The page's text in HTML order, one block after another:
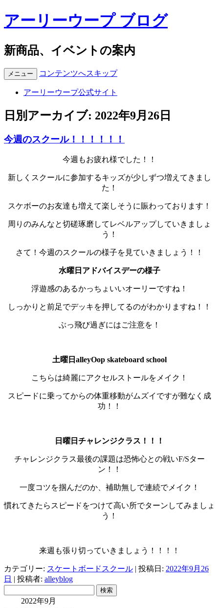
アーリーウープ ブログ
新商品、イベントの案内
メニュー コンテンツへスキップ
アーリーウープ公式サイト
日別アーカイブ: 2022年9月26日
今週のスクール！！！！！！
今週もお疲れ様でした！！
新しくスクールに参加するキッズが少しずつ増えてきまし
た！
スケボーのお友達も増えて楽しそうに賑わっております！
周りのみんなと切磋琢磨してレベルアップしていきましょ
う！
さて！今週のスクールの様子を見ていきましょう！！
水曜日アドバイスデーの様子
浮遊感のあるかっちょいいオーリーですね！
しっかりと前足でデッキを押してるのがわかりますね！！
ぶっ飛び過ぎにはご注意を！
土曜日alleyOop skateboard school
こちらは綺麗にアクセルストールをメイク！
スピードに乗ってからの体重移動がムズイですが難なく成
功！！
日曜日チャレンジクラス！！！
チャレンジクラス最後の課題は恐怖心との戦いF/Sター
ン！！
一度コツを掴んだのか、補助無しで連続でメイク！
慣れてきたらスピードをつけて高い所でターンしてみましょ
う！
来週も張り切っていきましょう！！！！
カテゴリー: スケートボードスクール | 投稿日: 2022年9月26
日 | 投稿者: alleyblog
2022年9月